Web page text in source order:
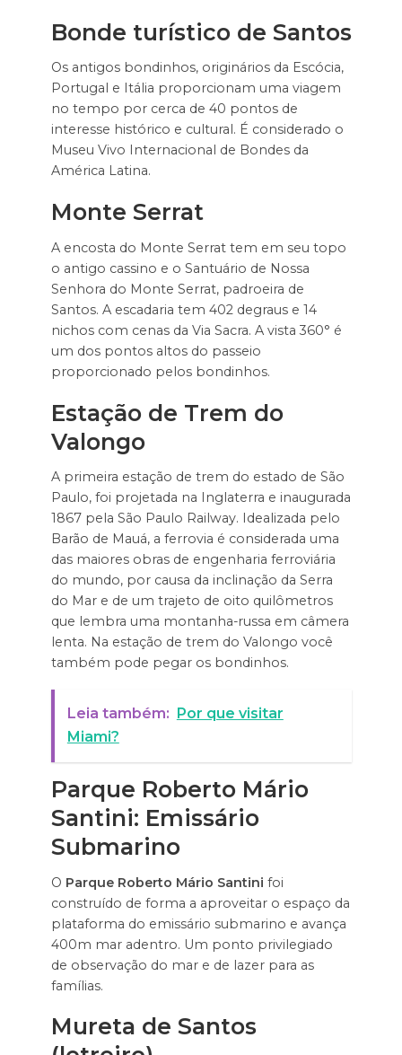
Bonde turístico de Santos
Os antigos bondinhos, originários da Escócia,
Portugal e Itália proporcionam uma viagem
no tempo por cerca de 40 pontos de
interesse histórico e cultural. É considerado o
Museu Vivo Internacional de Bondes da
América Latina.
Monte Serrat
A encosta do Monte Serrat tem em seu topo
o antigo cassino e o Santuário de Nossa
Senhora do Monte Serrat, padroeira de
Santos. A escadaria tem 402 degraus e 14
nichos com cenas da Via Sacra. A vista 360° é
um dos pontos altos do passeio
proporcionado pelos bondinhos.
Estação de Trem do
Valongo
A primeira estação de trem do estado de São
Paulo, foi projetada na Inglaterra e inaugurada
1867 pela São Paulo Railway. Idealizada pelo
Barão de Mauá, a ferrovia é considerada uma
das maiores obras de engenharia ferroviária
do mundo, por causa da inclinação da Serra
do Mar e de um trajeto de oito quilômetros
que lembra uma montanha-russa em câmera
lenta. Na estação de trem do Valongo você
também pode pegar os bondinhos.
Leia também:
Por que visitar
Miami?
Parque Roberto Mário
Santini: Emissário
Submarino
O Parque Roberto Mário Santini foi
construído de forma a aproveitar o espaço da
plataforma do emissário submarino e avança
400m mar adentro. Um ponto privilegiado
de observação do mar e de lazer para as
famílias.
Mureta de Santos